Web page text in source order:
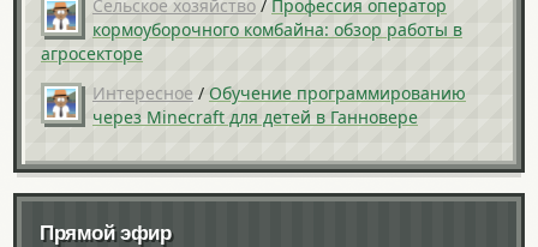
Сельское хозяйство / Профессия оператор
кормоуборочного комбайна: обзор работы в
агросекторе
Интересное / Обучение программированию
через Minecraft для детей в Ганновере
Прямой эфир